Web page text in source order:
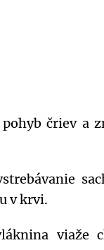
čriev a
v krvi.
viaže